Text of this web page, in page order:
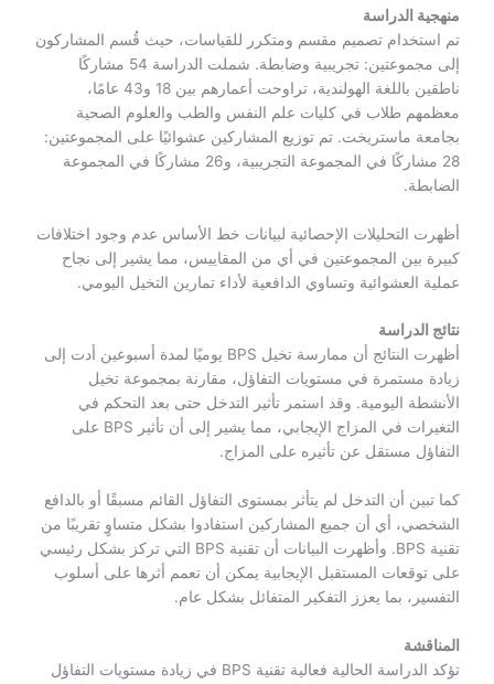
منهجية الدراسة
تم استخدام تصميم مقسم ومتكرر للقياسات، حيث قُسم المشاركون
إلى مجموعتين: تجريبية وضابطة. شملت الدراسة 54 مشاركًا
ناطقين باللغة الهولندية، تراوحت أعمارهم بين 18 و43 عامًا،
معظمهم طلاب في كليات علم النفس والطب والعلوم الصحية
بجامعة ماستريخت. تم توزيع المشاركين عشوائيًا على المجموعتين:
28 مشاركًا في المجموعة التجريبية، و26 مشاركًا في المجموعة
الضابطة.
أظهرت التحليلات الإحصائية لبيانات خط الأساس عدم وجود اختلافات
كبيرة بين المجموعتين في أي من المقاييس، مما يشير إلى نجاح
عملية العشوائية وتساوي الدافعية لأداء تمارين التخيل اليومي.
نتائج الدراسة
أظهرت النتائج أن ممارسة تخيل BPS يوميًا لمدة أسبوعين أدت إلى
زيادة مستمرة في مستويات التفاؤل، مقارنة بمجموعة تخيل
الأنشطة اليومية. وقد استمر تأثير التدخل حتى بعد التحكم في
التغيرات في المزاج الإيجابي، مما يشير إلى أن تأثير BPS على
التفاؤل مستقل عن تأثيره على المزاج.
كما تبين أن التدخل لم يتأثر بمستوى التفاؤل القائم مسبقًا أو بالدافع
الشخصي، أي أن جميع المشاركين استفادوا بشكل متساوٍ تقريبًا من
تقنية BPS. وأظهرت البيانات أن تقنية BPS التي تركز بشكل رئيسي
على توقعات المستقبل الإيجابية يمكن أن تعمم أثرها على أسلوب
التفسير، بما يعزز التفكير المتفائل بشكل عام.
المناقشة
تؤكد الدراسة الحالية فعالية تقنية BPS في زيادة مستويات التفاؤل